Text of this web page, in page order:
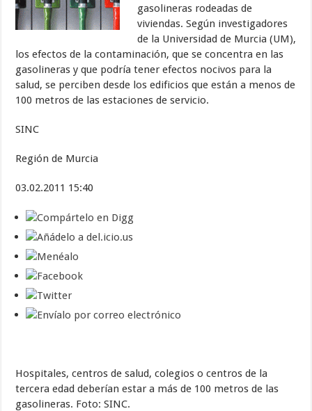
gasolineras rodeadas de
viviendas. Según investigadores
de la Universidad de Murcia (UM),
los efectos de la contaminación, que se concentra en las
gasolineras y que podría tener efectos nocivos para la
salud, se perciben desde los edificios que están a menos de
100 metros de las estaciones de servicio.
SINC
Región de Murcia
03.02.2011 15:40
Hospitales, centros de salud, colegios o centros de la
tercera edad deberían estar a más de 100 metros de las
gasolineras. Foto: SINC.